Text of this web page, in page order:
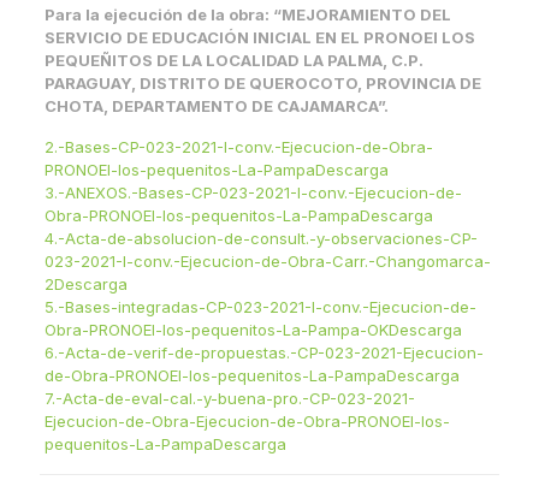
Para la ejecución de la obra: “MEJORAMIENTO DEL
SERVICIO DE EDUCACIÓN INICIAL EN EL PRONOEI LOS
PEQUEÑITOS DE LA LOCALIDAD LA PALMA, C.P.
PARAGUAY, DISTRITO DE QUEROCOTO, PROVINCIA DE
CHOTA, DEPARTAMENTO DE CAJAMARCA”.
2.-Bases-CP-023-2021-I-conv.-Ejecucion-de-Obra-
PRONOEI-los-pequenitos-La-PampaDescarga
3.-ANEXOS.-Bases-CP-023-2021-I-conv.-Ejecucion-de-
Obra-PRONOEI-los-pequenitos-La-PampaDescarga
4.-Acta-de-absolucion-de-consult.-y-observaciones-CP-
023-2021-I-conv.-Ejecucion-de-Obra-Carr.-Changomarca-
2Descarga
5.-Bases-integradas-CP-023-2021-I-conv.-Ejecucion-de-
Obra-PRONOEI-los-pequenitos-La-Pampa-OKDescarga
6.-Acta-de-verif-de-propuestas.-CP-023-2021-Ejecucion-
de-Obra-PRONOEI-los-pequenitos-La-PampaDescarga
7.-Acta-de-eval-cal.-y-buena-pro.-CP-023-2021-
Ejecucion-de-Obra-Ejecucion-de-Obra-PRONOEI-los-
pequenitos-La-PampaDescarga